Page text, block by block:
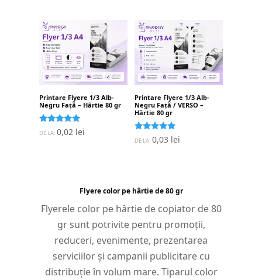
Printare Flyere 1/3 Alb-
Negru Față – Hârtie 80 gr
Evaluat la
5.00
DE LA:0,02 lei
Printare Flyere 1/3 Alb-
Negru Față / VERSO –
Hârtie 80 gr
Evaluat la
5.00
DE LA:0,03 lei
Flyere color pe hârtie de 80 gr
Flyerele color pe hârtie de copiator de 80
gr sunt potrivite pentru promoții,
reduceri, evenimente, prezentarea
serviciilor și campanii publicitare cu
distribuție în volum mare. Tiparul color